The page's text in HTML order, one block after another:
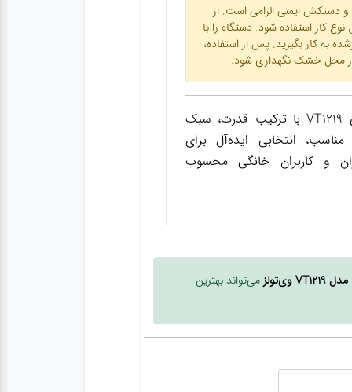
و دستکش ایمنی الزامی است. از
کار استفاده شود. دستگاه را با
به کار بگیرید. پس از استفاده،
محل خشک نگهداری شود.
سنگ فرز شارژی VT1219 با ترکیب قدرت، سبک
انتخابی ایده‌آل برای
و کاربران خانگی محسوب
مدل VT1219 وی‌تولز می‌تواند بهترین